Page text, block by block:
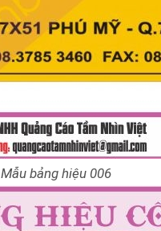
Mẫu bảng hiệu 006